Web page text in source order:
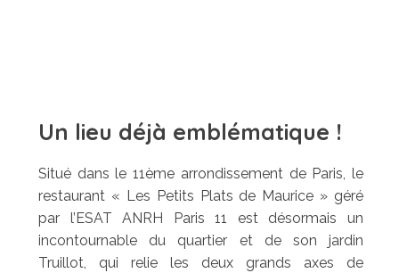
Un lieu déjà emblématique !
Situé dans le 11ème arrondissement de Paris, le
restaurant « Les Petits Plats de Maurice » géré
par l’ESAT ANRH Paris 11 est désormais un
incontournable du quartier et de son jardin
Truillot, qui relie les deux grands axes de